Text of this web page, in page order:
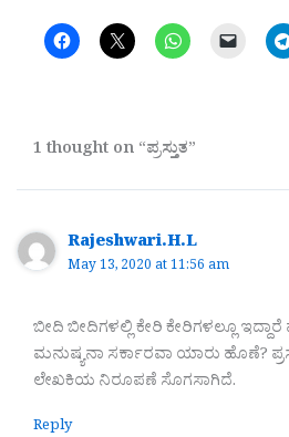
1 thought on “ಪ್ರಸ್ತುತ”
Rajeshwari.H.L
May 13, 2020 at 11:56 am
ಬೀದಿ ಬೀದಿಗಳಲ್ಲಿ ಕೇರಿ ಕೇರಿಗಳಲ್ಲೂ
ಮನುಷ್ಯನಾ ಸರ್ಕಾರವಾ ಯಾರು ಹೊಣೆ?
ಲೇಖಕಿಯ ನಿರೂಪಣೆ ಸೊಗಸಾಗಿದೆ.
Reply